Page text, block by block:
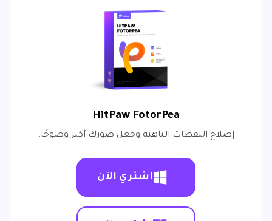
HitPaw FotorPea
إصلاح اللقطات الباهتة وجعل صورك أكثر وضوحًا.
اشتري الآن